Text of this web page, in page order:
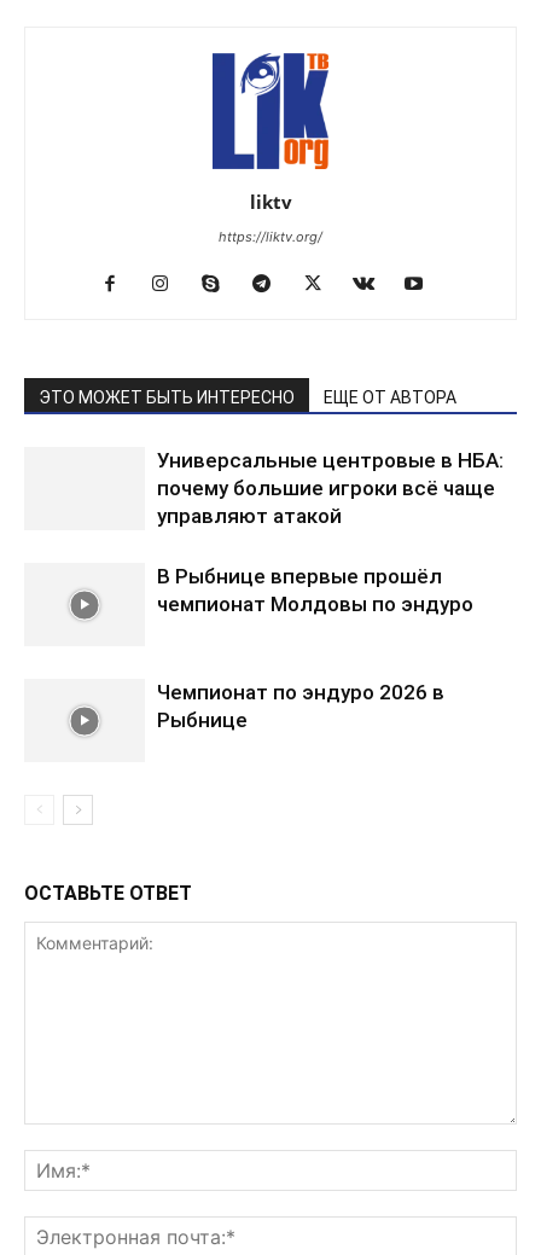
liktv
https://liktv.org/
ЭТО МОЖЕТ БЫТЬ ИНТЕРЕСНО ЕЩЕ ОТ АВТОРА
Универсальные центровые в НБА:
почему большие игроки всё чаще
управляют атакой
В Рыбнице впервые прошёл
чемпионат Молдовы по эндуро
Чемпионат по эндуро 2026 в
Рыбнице
ОСТАВЬТЕ ОТВЕТ